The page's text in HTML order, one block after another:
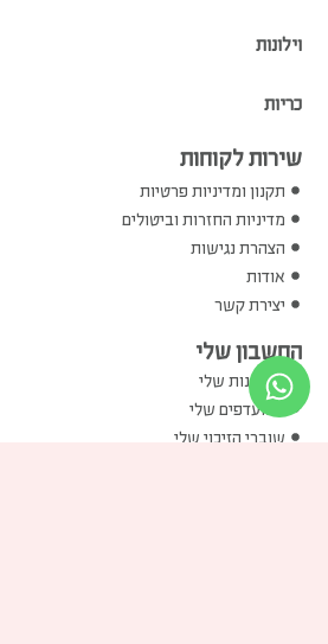
וילונות
כריות
שירות לקוחות
תקנון ומדיניות פרטיות
מדיניות החזרות וביטולים
הצהרת נגישות
אודות
יצירת קשר
החשבון שלי
ההזמנות שלי
המועדפים שלי
שוברי הזיכוי שלי